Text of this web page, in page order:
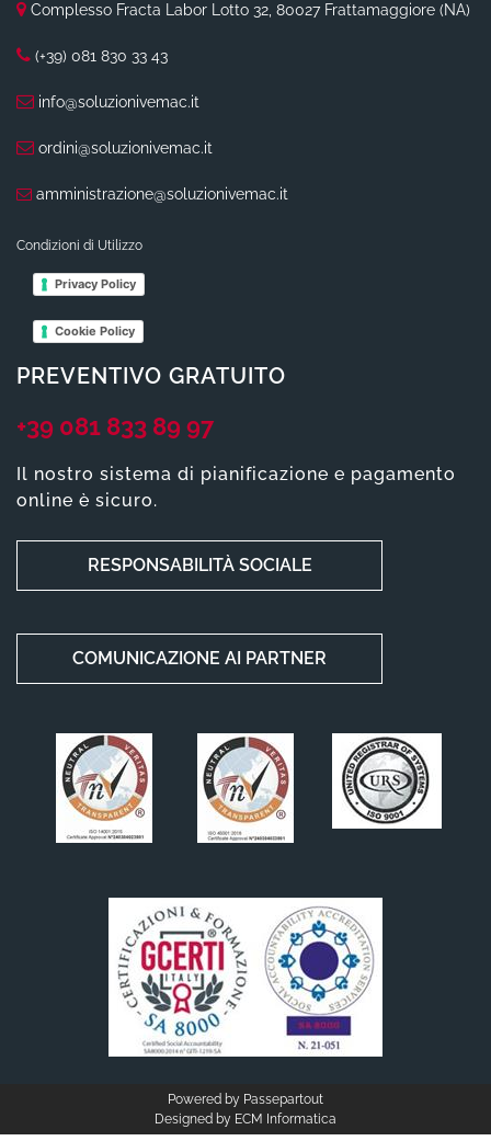
Complesso Fracta Labor Lotto 32, 80027 Frattamaggiore (NA)
(+39) 081 830 33 43
info@soluzionivemac.it
ordini@soluzionivemac.it
amministrazione@soluzionivemac.it
Condizioni di Utilizzo
Privacy Policy
Cookie Policy
PREVENTIVO GRATUITO
+39 081 833 89 97
Il nostro sistema di pianificazione e pagamento
online è sicuro.
RESPONSABILITÀ SOCIALE
COMUNICAZIONE AI PARTNER
Powered by Passepartout
Designed by ECM Informatica